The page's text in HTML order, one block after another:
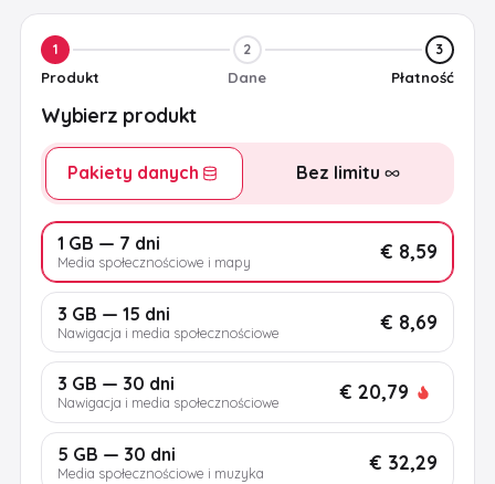
1
Produkt
2
Dane
3
Płatność
Wybierz produkt
Pakiety danych Bez limitu
1 GB — 7 dni
Media społecznościowe i mapy € 8,59
3 GB — 15 dni
Nawigacja i media społecznościowe € 8,69
3 GB — 30 dni
Nawigacja i media społecznościowe € 20,79
5 GB — 30 dni
Media społecznościowe i muzyka € 32,29